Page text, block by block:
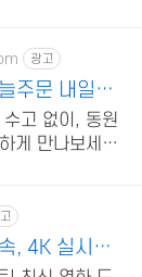
광고
주문 내일도
고 없이, 동원
게 만나보세요.
, 4K 실시간